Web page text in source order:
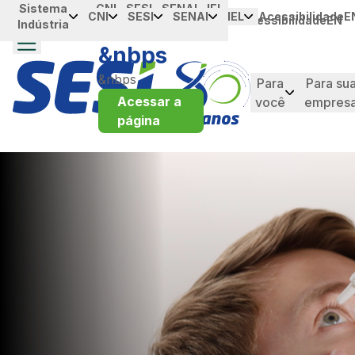
Ugrás a fő tartalomhoz
Sistema
Indústria
CNI SESI SENAI IEL Acessibilidade
Para
você
Para
Portal da
Industria
CNI SESI SENAI
IEL
AcessibilidadeEN
&nbps
&nbps
Acessar a
página